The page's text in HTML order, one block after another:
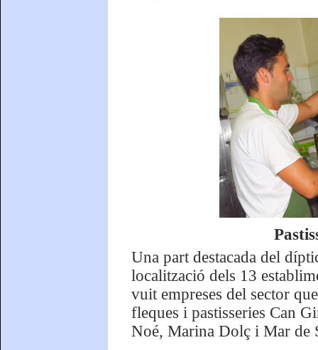
Una part destacada del
localització dels 13
vuit empreses del sector
fleques i pastisseries Can
Noé, Marina Dolç i Mar de